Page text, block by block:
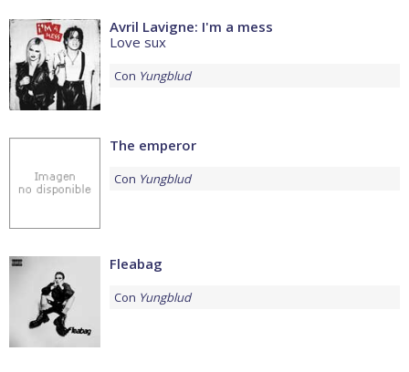
Avril Lavigne: I'm a mess
Love sux
Con Yungblud
The emperor
Con Yungblud
Fleabag
Con Yungblud